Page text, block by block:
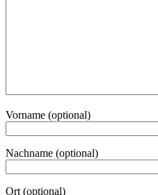
Vorname (optional)
Nachname (optional)
Ort (optional)